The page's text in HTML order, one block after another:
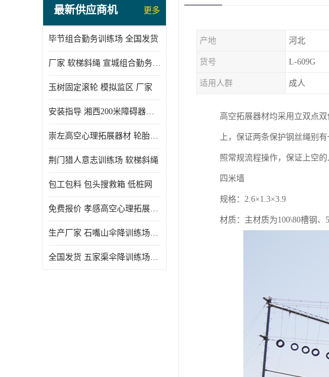
最新供应商机 更多
毕节组合勤务训练场 全国发货
厂家 软梯斜绳 宣城组合勤务训练场
玉树固定滚轮 模拟监区 厂家
安装指导 湘西200米障碍器材 模拟机降平台
崇左高空心理拓展器材 轮胎墙 技术参数
荆门猎人意志训练场 软梯斜绳
包工包料 包头搜救箱 低桩网
免费报价 孝感高空心理拓展器材 低桩网
生产厂家 石嘴山伞降训练场器材 空中单杠
全国发货 五家渠伞降训练场器材 低桩网
产地 河北
货号 L-609G
适用人群 成人
高空拓展器材均采用立双点
上，保证两条保护钢丝绳别
照常规流程操作，保证上空
四米墙
规格：2.6×1.3×3.9
材质：主材质为100\80槽钢